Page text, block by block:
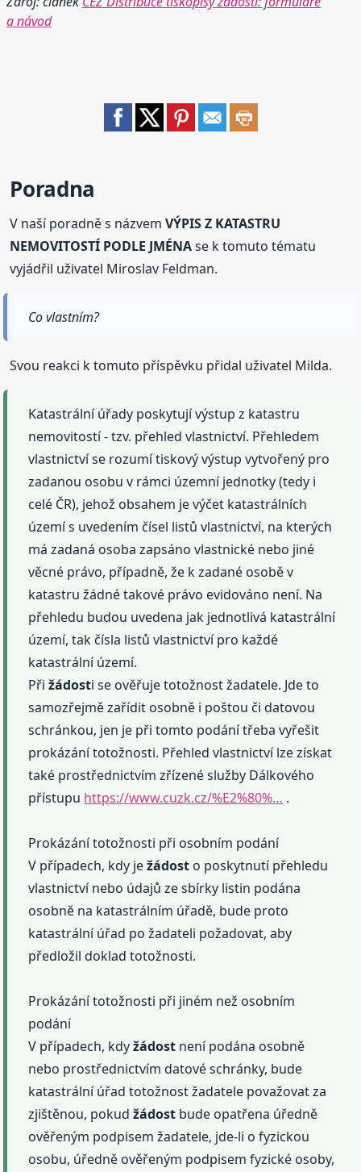
a návod
Poradna
V naší poradně s názvemVÝPIS Z KATASTRU
NEMOVITOSTÍ PODLE JMÉNAse k tomuto tématu
vyjádřil uživatel Miroslav Feldman.
Co vlastním?
Svou reakci k tomuto příspěvku přidal uživatel Milda.
Katastrální úřady poskytují výstup z katastru
nemovitostí - tzv. přehled vlastnictví. Přehledem
vlastnictví se rozumí tiskový výstup vytvořený pro
zadanou osobu v rámci územní jednotky (tedy i
celé ČR), jehož obsahem je výčet katastrálních
území s uvedením čísel listů vlastnictví, na kterých
má zadaná osoba zapsáno vlastnické nebo jiné
věcné právo, případně, že k zadané osobě v
katastru žádné takové právo evidováno není. Na
přehledu budou uvedena jak jednotlivá katastrální
území, tak čísla listů vlastnictví pro každé
katastrální území.
Přižádosti se ověřuje totožnost žadatele. Jde to
samozřejmě zařídit osobně i poštou či datovou
schránkou, jen je při tomto podání třeba vyřešit
prokázání totožnosti. Přehled vlastnictví lze získat
také prostřednictvím zřízené služby Dálkového
přístupu https://www.cuzk.cz/%E2%80%… .
Prokázání totožnosti při osobním podání
V případech, kdy ježádost o poskytnutí přehledu
vlastnictví nebo údajů ze sbírky listin podána
osobně na katastrálním úřadě, bude proto
katastrální úřad po žadateli požadovat, aby
předložil doklad totožnosti.
Prokázání totožnosti při jiném než osobním
podání
V případech, kdyžádost není podána osobně
nebo prostřednictvím datové schránky, bude
katastrální úřad totožnost žadatele považovat za
zjištěnou, pokudžádost bude opatřena úředně
ověřeným podpisem žadatele, jde-li o fyzickou
osobu, úředně ověřeným podpisem fyzické osoby,